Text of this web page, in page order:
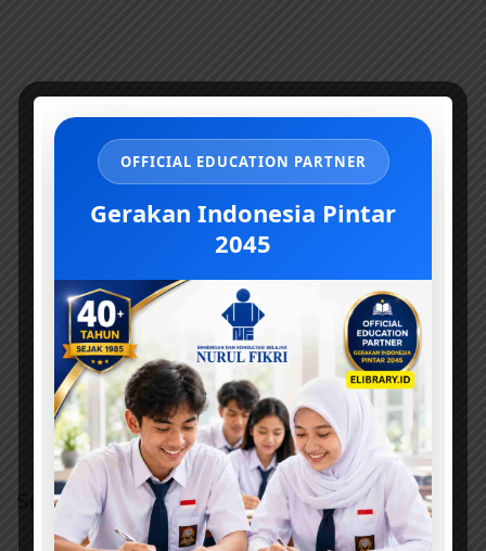
Sumber dan Kontributor
OFFICIAL EDUCATION PARTNER
Gerakan Indonesia Pintar
2045